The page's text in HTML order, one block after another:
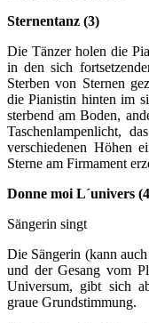
Sternentanz (3)
Die Tänzer holen die
in den sich
Sterben von Sternen
die Pianistin hinten im
sterbend am Boden,
Taschenlampenlicht,
verschiedenen Höhen
Sterne am Firmament
Donne moi L´univers
Sängerin singt
Die Sängerin (kann
und der Gesang vom
Universum, gibt sich
graue Grundstimmung.